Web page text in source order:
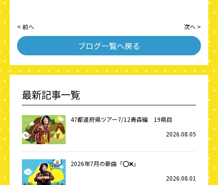
< 前へ
ブログ一覧へ戻る
次へ >
最新記事一覧
47都道府県ツアー7/12青森編 19県目
2026.08.05
2026年7月の新曲「⭕️❌」
2026.08.01